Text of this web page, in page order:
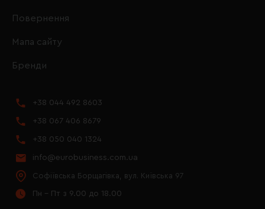
Повернення
Мапа сайту
Бренди
+38 044 492 8603
+38 067 406 8679
+38 050 040 1324
info@eurobusiness.com.ua
Софіївська Борщагівка, вул. Київська 97
Пн - Пт з 9.00 до 18.00